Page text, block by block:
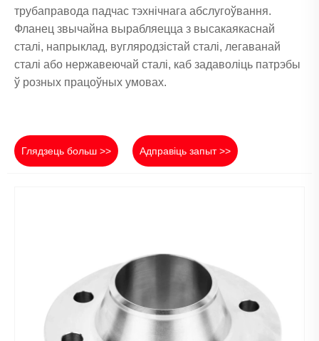
трубаправода падчас тэхнічнага абслугоўвання.
Фланец звычайна вырабляецца з высакаякаснай
сталі, напрыклад, вугляродзістай сталі, легаванай
сталі або нержавеючай сталі, каб задаволіць патрэбы
ў розных працоўных умовах.
Глядзець больш >> Адправіць запыт >>